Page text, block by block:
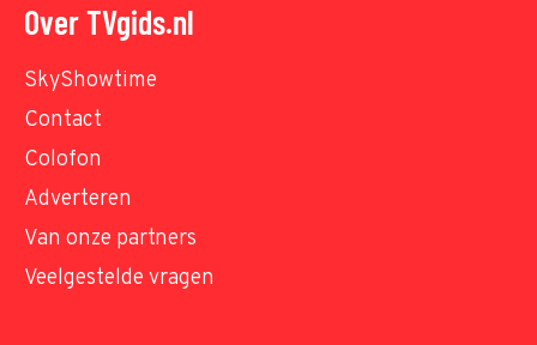
Over TVgids.nl
SkyShowtime
Contact
Colofon
Adverteren
Van onze partners
Veelgestelde vragen